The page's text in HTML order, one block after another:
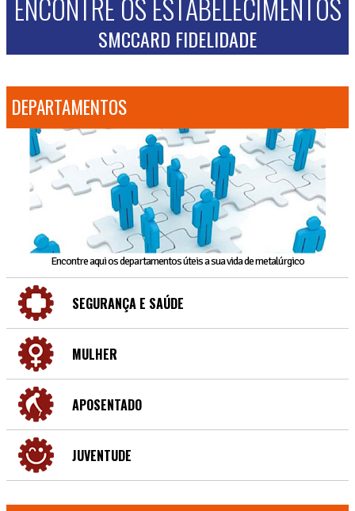
ENCONTRE OS ESTABELECIMENTOS
SMCCARD FIDELIDADE
DEPARTAMENTOS
Encontre aqui os departamentos úteis a sua vida de metalúrgico
SEGURANÇA E SAÚDE
MULHER
APOSENTADO
JUVENTUDE